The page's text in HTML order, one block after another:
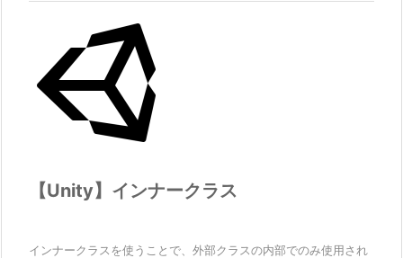
【Unity】インナークラス
インナークラスを使うことで、外部クラスの内部でのみ使用され